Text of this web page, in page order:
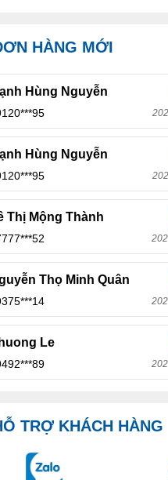
HÀNG MỚI
Hùng Nguyễn
Hùng Nguyễn
Thị Mộng Thành
Thọ Minh Quân
Le
TRỢ KHÁCH HÀNG